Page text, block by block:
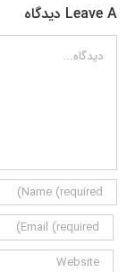
Leave A دیدگاه
دیدگاه